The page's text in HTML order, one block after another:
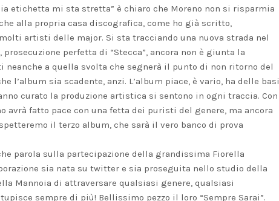
etichetta mi sta stretta” è chiaro che Moreno non si risparmia
alla propria casa discografica, come ho già scritto,
artisti delle major. Si sta tracciando una nuova strada nel
perfetta di “Stecca”, ancora non è giunta la
a quella svolta che segnerà il punto di non ritorno del
l’album sia scadente, anzi. L’album piace, è vario, ha delle basi
curato la produzione artistica si sentono in ogni traccia. Con
avrà fatto pace con una fetta dei puristi del genere, ma ancora
il terzo album, che sarà il vero banco di prova
parola sulla partecipazione della grandissima Fiorella
sia nata su twitter e sia proseguita nello studio della
Mannoia di attraversare qualsiasi genere, qualsiasi
sempre di più! Bellissimo pezzo il loro “Sempre Sarai”.